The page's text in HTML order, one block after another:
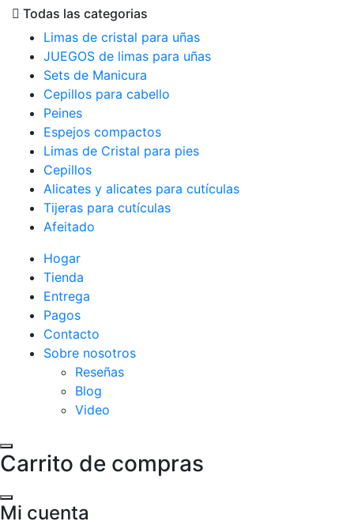
Todas las categorias
Limas de cristal para uñas
JUEGOS de limas para uñas
Sets de Manicura
Cepillos para cabello
Peines
Espejos compactos
Limas de Cristal para pies
Cepillos
Alicates y alicates para cutículas
Tijeras para cutículas
Afeitado
Hogar
Tienda
Entrega
Pagos
Contacto
Sobre nosotros
Reseñas
Blog
Video
Carrito de compras
Mi cuenta